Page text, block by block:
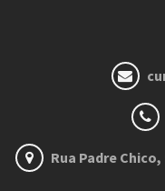
Rua Padre